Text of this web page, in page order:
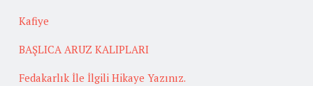
Kafiye
BAŞLICA ARUZ KALIPLARI
Fedakarlık İle İlgili Hikaye Yazınız.